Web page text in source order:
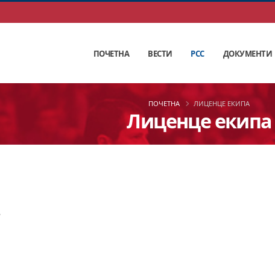
ПОЧЕТНА ВЕСТИ РСС ДОКУМЕНТИ
Лиценце екипа
ПОЧЕТНА ЛИЦЕНЦЕ ЕКИПА